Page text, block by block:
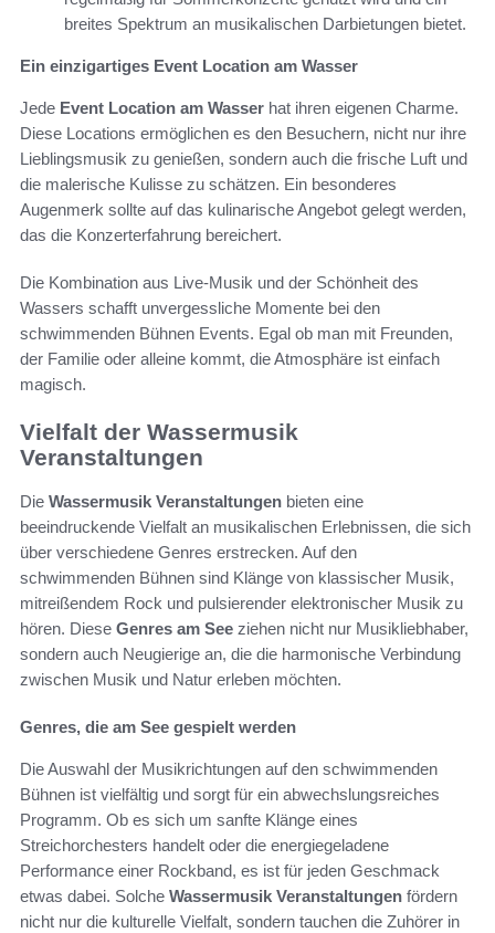
breites Spektrum an musikalischen Darbietungen bietet.
Ein einzigartiges Event Location am Wasser
Jede Event Location am Wasser hat ihren eigenen Charme.
Diese Locations ermöglichen es den Besuchern, nicht nur ihre
Lieblingsmusik zu genießen, sondern auch die frische Luft und
die malerische Kulisse zu schätzen. Ein besonderes
Augenmerk sollte auf das kulinarische Angebot gelegt werden,
das die Konzerterfahrung bereichert.
Die Kombination aus Live-Musik und der Schönheit des
Wassers schafft unvergessliche Momente bei den
schwimmenden Bühnen Events. Egal ob man mit Freunden,
der Familie oder alleine kommt, die Atmosphäre ist einfach
magisch.
Vielfalt der Wassermusik
Veranstaltungen
Die Wassermusik Veranstaltungen bieten eine
beeindruckende Vielfalt an musikalischen Erlebnissen, die sich
über verschiedene Genres erstrecken. Auf den
schwimmenden Bühnen sind Klänge von klassischer Musik,
mitreißendem Rock und pulsierender elektronischer Musik zu
hören. Diese Genres am See ziehen nicht nur Musikliebhaber,
sondern auch Neugierige an, die die harmonische Verbindung
zwischen Musik und Natur erleben möchten.
Genres, die am See gespielt werden
Die Auswahl der Musikrichtungen auf den schwimmenden
Bühnen ist vielfältig und sorgt für ein abwechslungsreiches
Programm. Ob es sich um sanfte Klänge eines
Streichorchesters handelt oder die energiegeladene
Performance einer Rockband, es ist für jeden Geschmack
etwas dabei. Solche Wassermusik Veranstaltungen fördern
nicht nur die kulturelle Vielfalt, sondern tauchen die Zuhörer in